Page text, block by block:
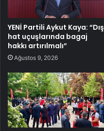
YENİ Partili Aykut Kaya: “Dış
hat uçuşlarında bagaj
hakkı artırılmalı”
Ağustos 9, 2026